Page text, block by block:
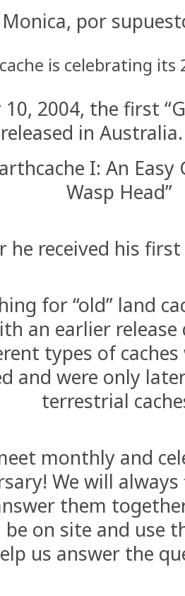
Monica, por
is celebrating its
10, 2004, the first
in
I: An
Wasp Head”
he received his
for “old” land
an earlier release
types of
and were only
terrestrial
monthly and
We will
them
on site and use
us answer the